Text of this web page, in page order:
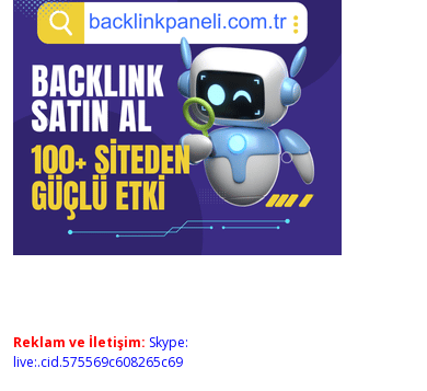
Reklam ve İletişim: Skype:
live:.cid.575569c608265c69